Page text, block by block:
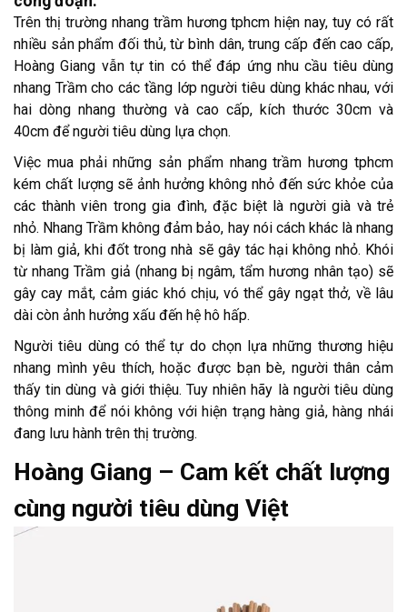
Trên thị trường nhang trầm hương tphcm hiện nay, tuy có rất
nhiều sản phẩm đối thủ, từ bình dân, trung cấp đến cao cấp,
Hoàng Giang vẫn tự tin có thể đáp ứng nhu cầu tiêu dùng
nhang Trầm cho các tầng lớp người tiêu dùng khác nhau, với
hai dòng nhang thường và cao cấp, kích thước 30cm và
40cm để người tiêu dùng lựa chọn.
Việc mua phải những sản phẩm nhang trầm hương tphcm
kém chất lượng sẽ ảnh hưởng không nhỏ đến sức khỏe của
các thành viên trong gia đình, đặc biệt là người già và trẻ
nhỏ. Nhang Trầm không đảm bảo, hay nói cách khác là nhang
bị làm giả, khi đốt trong nhà sẽ gây tác hại không nhỏ. Khói
từ nhang Trầm giả (nhang bị ngâm, tẩm hương nhân tạo) sẽ
gây cay mắt, cảm giác khó chịu, vó thể gây ngạt thở, về lâu
dài còn ảnh hưởng xấu đến hệ hô hấp.
Người tiêu dùng có thể tự do chọn lựa những thương hiệu
nhang mình yêu thích, hoặc được bạn bè, người thân cảm
thấy tin dùng và giới thiệu. Tuy nhiên hãy là người tiêu dùng
thông minh để nói không với hiện trạng hàng giả, hàng nhái
đang lưu hành trên thị trường.
Hoàng Giang – Cam kết chất lượng
cùng người tiêu dùng Việt